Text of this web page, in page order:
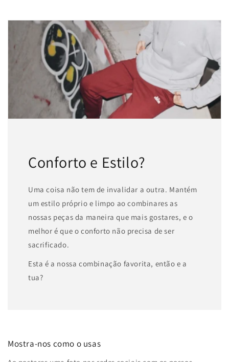
Conforto e Estilo?
Uma coisa não tem de invalidar a outra. Mantém
um estilo próprio e limpo ao combinares as
nossas peças da maneira que mais gostares, e o
melhor é que o conforto não precisa de ser
sacrificado.
Esta é a nossa combinação favorita, então e a
tua?
Mostra-nos como o usas